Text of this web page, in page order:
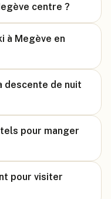
centre ?
à Megève en
descente de nuit
pour manger
pour visiter